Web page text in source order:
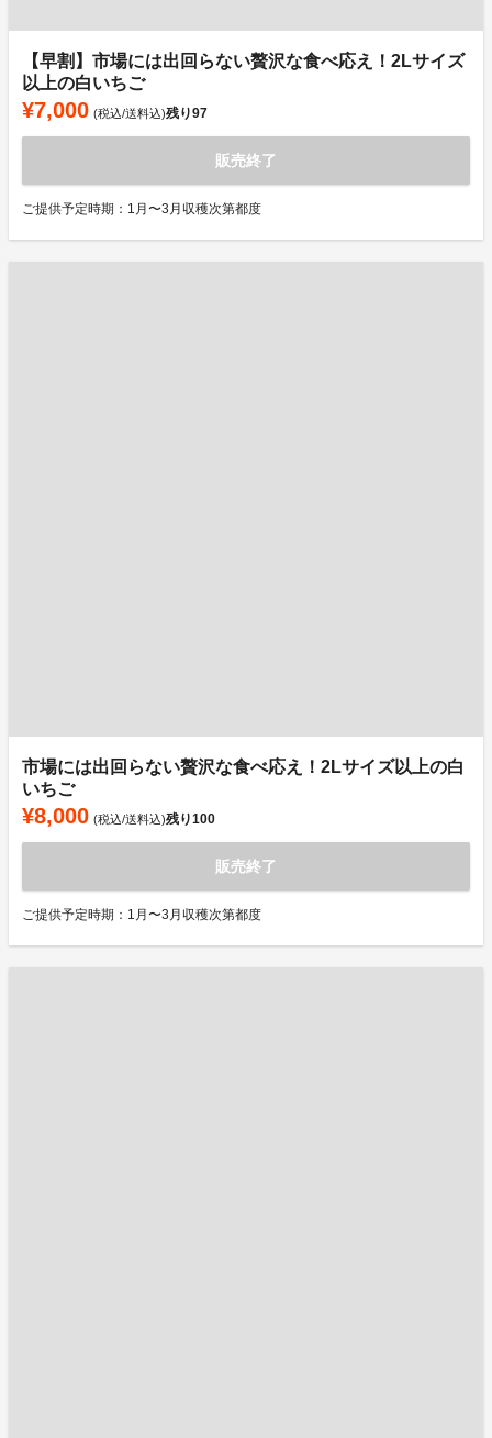
【早割】市場には出回らない贅沢な食べ応え！2Lサイズ
以上の白いちご
¥7,000 (税込/送料込)残り97
販売終了
ご提供予定時期：1月〜3月収穫次第都度
市場には出回らない贅沢な食べ応え！2Lサイズ以上の白
いちご
¥8,000 (税込/送料込)残り100
販売終了
ご提供予定時期：1月〜3月収穫次第都度